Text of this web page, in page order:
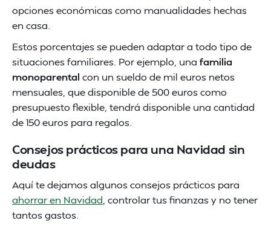
opciones económicas como manualidades hechas
en casa.
Estos porcentajes se pueden adaptar a todo tipo de
situaciones familiares. Por ejemplo, una familia
monoparental con un sueldo de mil euros netos
mensuales, que disponible de 500 euros como
presupuesto flexible, tendrá disponible una cantidad
de 150 euros para regalos.
Consejos prácticos para una Navidad sin
deudas
Aquí te dejamos algunos consejos prácticos para
ahorrar en Navidad , controlar tus finanzas y no tener
tantos gastos.